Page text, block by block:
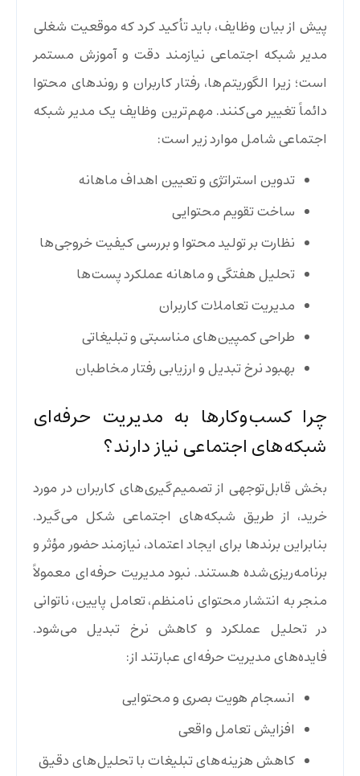
پیش از بیان وظایف، باید تأکید کرد که موقعیت شغلی
مدیر شبکه اجتماعی نیازمند دقت و آموزش مستمر
است؛ زیرا الگوریتم‌ها، رفتار کاربران و روندهای محتوا
دائماً تغییر می‌کنند. مهم‌ترین وظایف یک مدیر شبکه
اجتماعی شامل موارد زیر است:
تدوین استراتژی و تعیین اهداف ماهانه
ساخت تقویم محتوایی
نظارت بر تولید محتوا و بررسی کیفیت خروجی‌ها
تحلیل هفتگی و ماهانه عملکرد پست‌ها
مدیریت تعاملات کاربران
طراحی کمپین‌های مناسبتی و تبلیغاتی
بهبود نرخ تبدیل و ارزیابی رفتار مخاطبان
چرا کسب‌وکارها به مدیریت حرفه‌ای
شبکه‌های اجتماعی نیاز دارند؟
بخش قابل‌توجهی از تصمیم‌گیری‌های کاربران در مورد
خرید، از طریق شبکه‌های اجتماعی شکل می‌گیرد.
بنابراین برندها برای ایجاد اعتماد، نیازمند حضور مؤثر و
برنامه‌ریزی‌شده هستند. نبود مدیریت حرفه‌ای معمولاً
منجر به انتشار محتوای نامنظم، تعامل پایین، ناتوانی
در تحلیل عملکرد و کاهش نرخ تبدیل‌ می‌شود.
فایده‌های مدیریت حرفه‌ای عبارتند از:
انسجام هویت بصری و محتوایی
افزایش تعامل واقعی
کاهش هزینه‌های تبلیغات با تحلیل‌های دقیق